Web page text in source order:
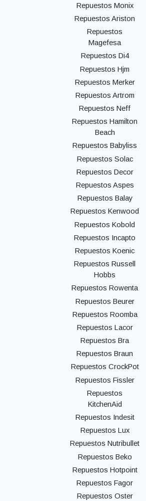
Repuestos Monix
Repuestos Ariston
Repuestos
Magefesa
Repuestos Di4
Repuestos Hjm
Repuestos Merker
Repuestos Artrom
Repuestos Neff
Repuestos Hamilton
Beach
Repuestos Babyliss
Repuestos Solac
Repuestos Decor
Repuestos Aspes
Repuestos Balay
Repuestos Kenwood
Repuestos Kobold
Repuestos Incapto
Repuestos Koenic
Repuestos Russell
Hobbs
Repuestos Rowenta
Repuestos Beurer
Repuestos Roomba
Repuestos Lacor
Repuestos Bra
Repuestos Braun
Repuestos CrockPot
Repuestos Fissler
Repuestos
KitchenAid
Repuestos Indesit
Repuestos Lux
Repuestos Nutribullet
Repuestos Beko
Repuestos Hotpoint
Repuestos Fagor
Repuestos Oster